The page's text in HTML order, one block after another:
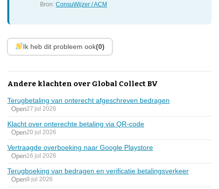
Bron:ConsuWijzer / ACM
Ik heb dit probleem ook(0)
Andere klachten over Global Collect BV
Terugbetaling van onterecht afgeschreven bedragen
Open27 jul 2026
Klacht over onterechte betaling via QR-code
Open20 jul 2026
Vertraagde overboeking naar Google Playstore
Open16 jul 2026
Terugboeking van bedragen en verificatie betalingsverkeer
Open9 jul 2026